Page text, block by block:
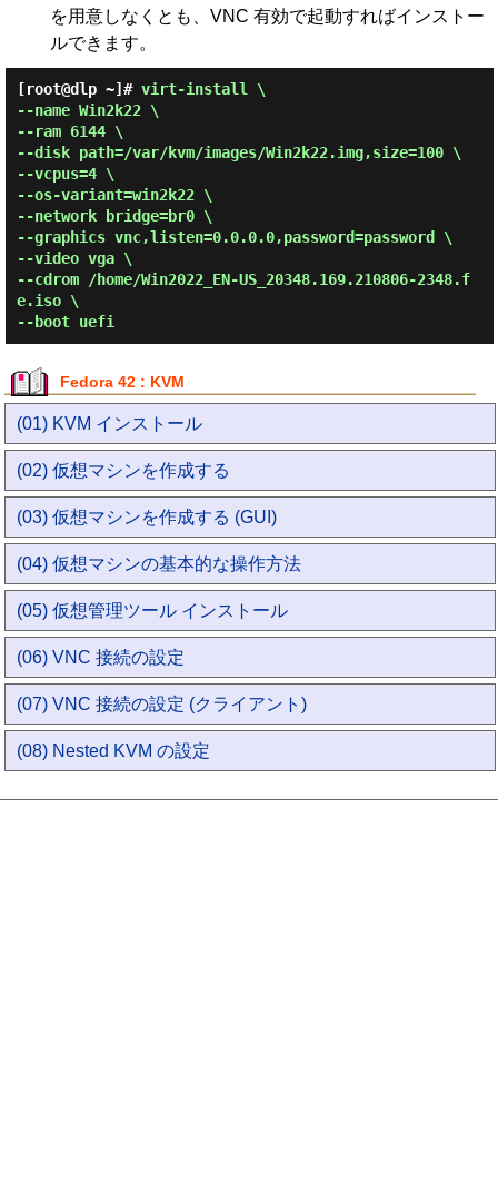
を用意しなくとも、VNC 有効で起動すればインストー
ルできます。
[root@dlp ~]# virt-install \
--name Win2k22 \
--ram 6144 \
--disk path=/var/kvm/images/Win2k22.img,size=100 \
--vcpus=4 \
--os-variant=win2k22 \
--network bridge=br0 \
--graphics vnc,listen=0.0.0.0,password=password \
--video vga \
--cdrom /home/Win2022_EN-US_20348.169.210806-2348.f
e.iso \
--boot uefi
Fedora 42 : KVM
(01) KVM インストール
(02) 仮想マシンを作成する
(03) 仮想マシンを作成する (GUI)
(04) 仮想マシンの基本的な操作方法
(05) 仮想管理ツール インストール
(06) VNC 接続の設定
(07) VNC 接続の設定 (クライアント)
(08) Nested KVM の設定